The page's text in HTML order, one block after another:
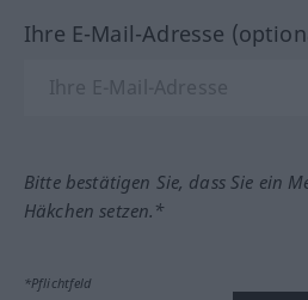
Ihre E-Mail-Adresse
Bitte bestätigen Sie, dass Sie ein
Häkchen setzen.*
*Pflichtfeld